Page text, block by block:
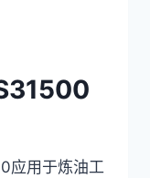
应用于炼油工